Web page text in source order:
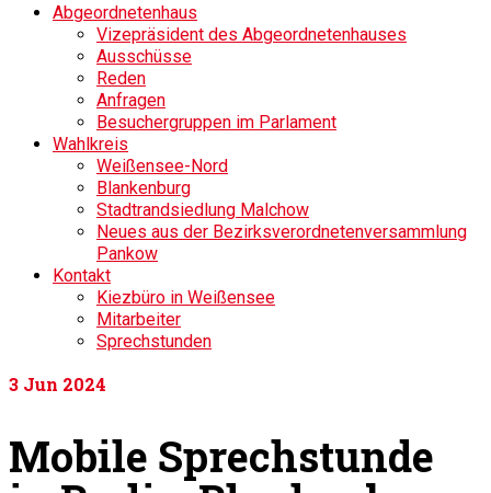
Abgeordnetenhaus
Vizepräsident des Abgeordnetenhauses
Ausschüsse
Reden
Anfragen
Besuchergruppen im Parlament
Wahlkreis
Weißensee-Nord
Blankenburg
Stadtrandsiedlung Malchow
Neues aus der Bezirksverordnetenversammlung
Pankow
Kontakt
Kiezbüro in Weißensee
Mitarbeiter
Sprechstunden
3 Jun 2024
Mobile Sprechstunde